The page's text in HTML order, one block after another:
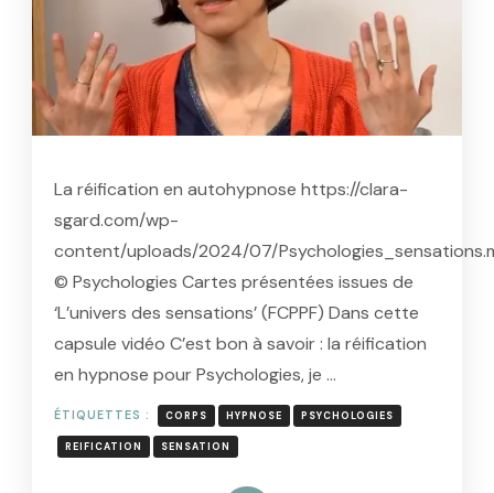
La réification en autohypnose https://clara-
sgard.com/wp-
content/uploads/2024/07/
© Psychologies Cartes présentées issues de
‘L’univers des sensations’ (FCPPF) Dans cette
capsule vidéo C’est bon à savoir : la réification
en hypnose pour Psychologies, je …
ÉTIQUETTES : CORPS HYPNOSE PSYCHOLOGIES
REIFICATION SENSATION